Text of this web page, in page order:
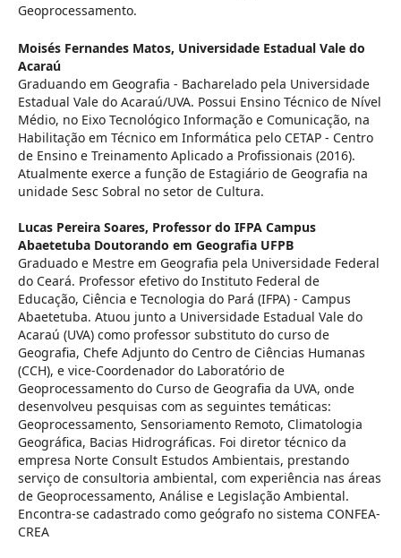
Geoprocessamento.
Moisés Fernandes Matos, Universidade Estadual Vale do
Acaraú
Graduando em Geografia - Bacharelado pela Universidade
Estadual Vale do Acaraú/UVA. Possui Ensino Técnico de Nível
Médio, no Eixo Tecnológico Informação e Comunicação, na
Habilitação em Técnico em Informática pelo CETAP - Centro
de Ensino e Treinamento Aplicado a Profissionais (2016).
Atualmente exerce a função de Estagiário de Geografia na
unidade Sesc Sobral no setor de Cultura.
Lucas Pereira Soares, Professor do IFPA Campus
Abaetetuba Doutorando em Geografia UFPB
Graduado e Mestre em Geografia pela Universidade Federal
do Ceará. Professor efetivo do Instituto Federal de
Educação, Ciência e Tecnologia do Pará (IFPA) - Campus
Abaetetuba. Atuou junto a Universidade Estadual Vale do
Acaraú (UVA) como professor substituto do curso de
Geografia, Chefe Adjunto do Centro de Ciências Humanas
(CCH), e vice-Coordenador do Laboratório de
Geoprocessamento do Curso de Geografia da UVA, onde
desenvolveu pesquisas com as seguintes temáticas:
Geoprocessamento, Sensoriamento Remoto, Climatologia
Geográfica, Bacias Hidrográficas. Foi diretor técnico da
empresa Norte Consult Estudos Ambientais, prestando
serviço de consultoria ambiental, com experiência nas áreas
de Geoprocessamento, Análise e Legislação Ambiental.
Encontra-se cadastrado como geógrafo no sistema CONFEA-
CREA